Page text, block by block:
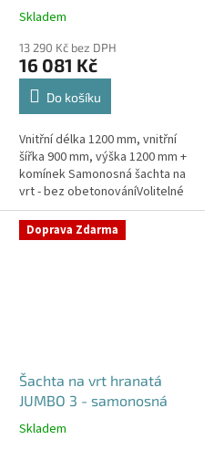
Průměrné
produktu
je
5,0
hvězdiček.
Skladem
13 290 Kč bez DPH
16 081 Kč
Do košíku
Vnitřní délka 1200 mm, vnitřní
šířka 900 mm, výška 1200 mm +
komínek Samonosná šachta na
vrt - bez obetonováníVolitelné
průměry i pozice prostupů na
pažení vrtu, hadice i...
Doprava Zdarma
Šachta na vrt hranatá
JUMBO 3 - samonosná
Průměrné
Skladem